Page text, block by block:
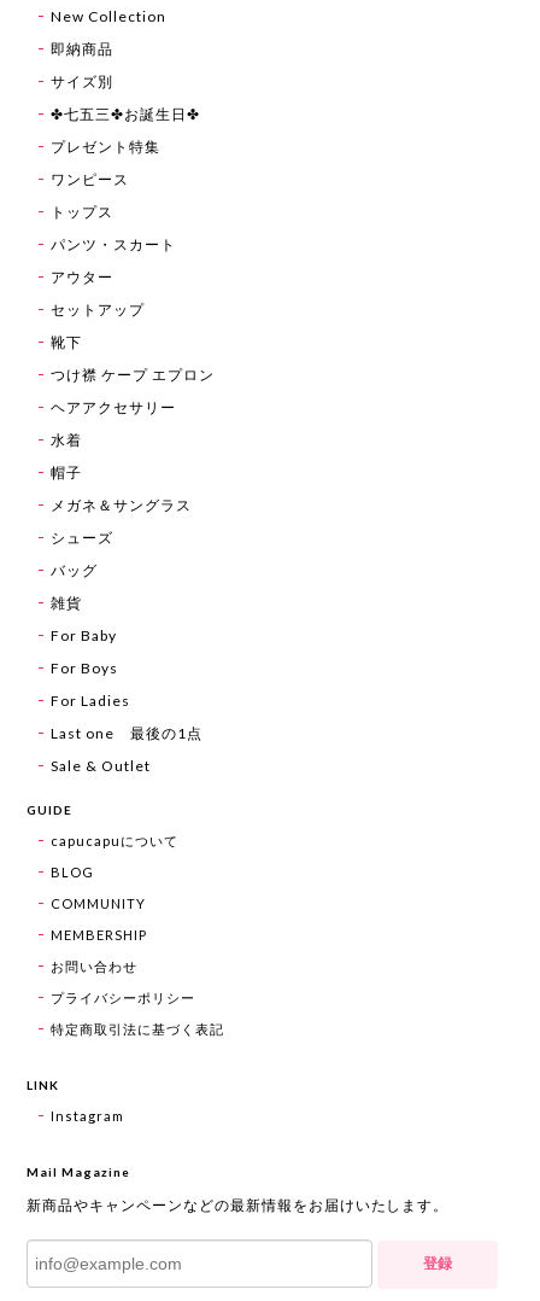
New Collection
即納商品
サイズ別
✤七五三✤お誕生日✤
プレゼント特集
ワンピース
トップス
パンツ・スカート
アウター
セットアップ
靴下
つけ襟 ケープ エプロン
ヘアアクセサリー
水着
帽子
メガネ＆サングラス
シューズ
バッグ
雑貨
For Baby
For Boys
For Ladies
Last one 最後の1点
Sale & Outlet
GUIDE
capucapuについて
BLOG
COMMUNITY
MEMBERSHIP
お問い合わせ
プライバシーポリシー
特定商取引法に基づく表記
LINK
Instagram
Mail Magazine
新商品やキャンペーンなどの最新情報をお届けいたします。
登録